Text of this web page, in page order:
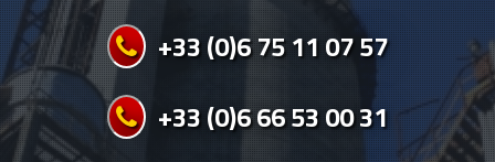
+33 (0)6 75 11 07 57
+33 (0)6 66 53 00 31